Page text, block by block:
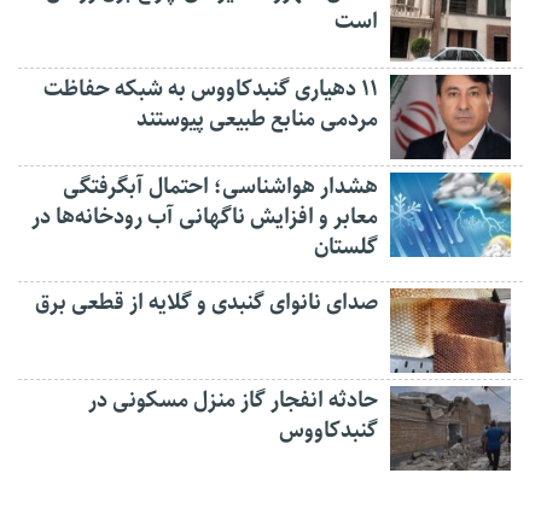
است
۱۱ دهیاری گنبدکاووس به شبکه حفاظت
مردمی منابع طبیعی پیوستند
هشدار هواشناسی؛ احتمال آبگرفتگی
معابر و افزایش ناگهانی آب رودخانه‌ها در
گلستان
صدای نانوای گنبدی و گلایه از قطعی برق
حادثه انفجار گاز منزل مسکونی در
گنبدکاووس